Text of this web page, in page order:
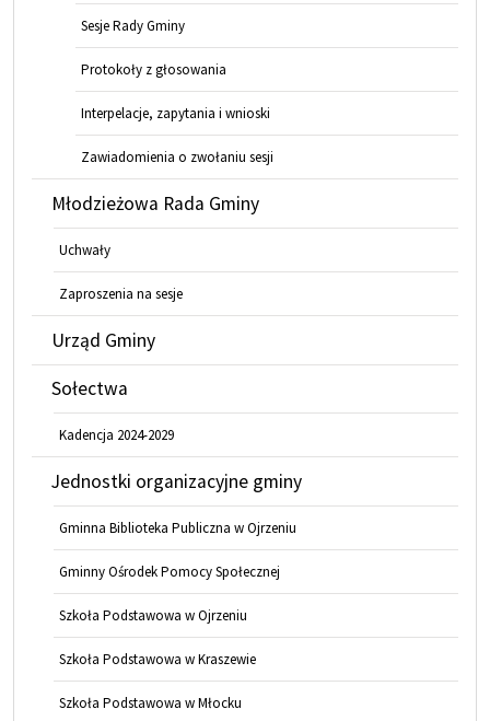
Sesje Rady Gminy
Protokoły z głosowania
Interpelacje, zapytania i wnioski
Zawiadomienia o zwołaniu sesji
Młodzieżowa Rada Gminy
Uchwały
Zaproszenia na sesje
Urząd Gminy
Sołectwa
Kadencja 2024-2029
Jednostki organizacyjne gminy
Gminna Biblioteka Publiczna w Ojrzeniu
Gminny Ośrodek Pomocy Społecznej
Szkoła Podstawowa w Ojrzeniu
Szkoła Podstawowa w Kraszewie
Szkoła Podstawowa w Młocku